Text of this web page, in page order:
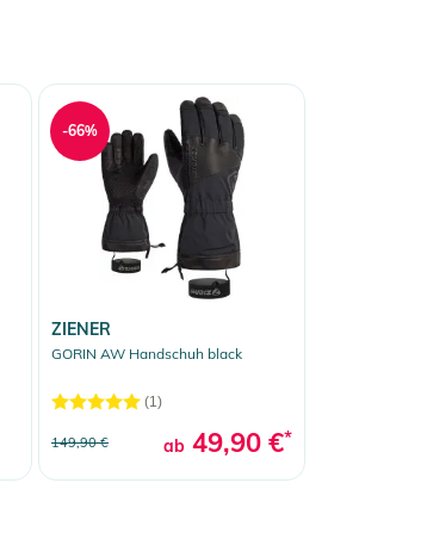
ZIENER
GORIN AW Handschuh black
(1)
149,90 € ab 49,90 €*
-66%